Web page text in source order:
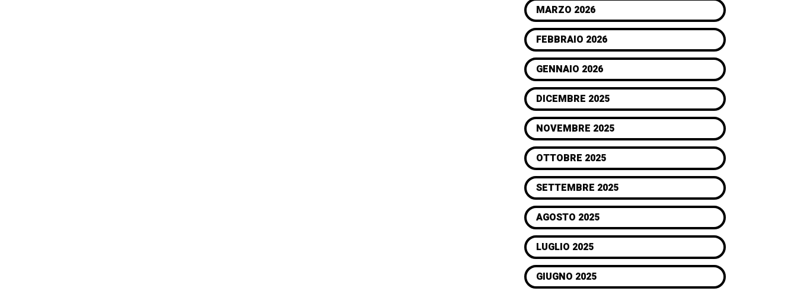
MARZO 2026
FEBBRAIO 2026
GENNAIO 2026
DICEMBRE 2025
NOVEMBRE 2025
OTTOBRE 2025
SETTEMBRE 2025
AGOSTO 2025
LUGLIO 2025
GIUGNO 2025